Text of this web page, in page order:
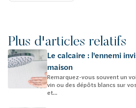
Plus d'articles relatifs
Le calcaire : l'ennemi
maison
Remarquez-vous souvent un
vin ou des dépôts blancs sur
et...